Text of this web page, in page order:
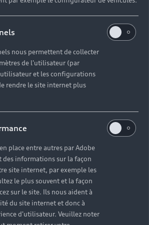
nous permettent de collecter
de l'utilisateur (par
et les configurations
rendre le site internet plus
place entre autres par Adobe
des informations sur la façon
site internet, par exemple les
le plus souvent et la façon
sur le site. Ils nous aident à
du site internet et donc à
d'utilisateur. Veuillez noter